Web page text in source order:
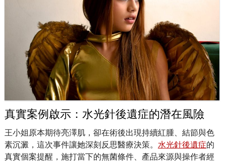
真實案例啟示：水光針後遺症的潛在風險
王小姐原本期待亮澤肌，卻在術後出現持續紅腫、結節與色
素沉澱，這次事件讓她深刻反思醫療決策。 水光針後遺症的
真實個案提醒，施打當下的無菌條件、產品來源與操作者經